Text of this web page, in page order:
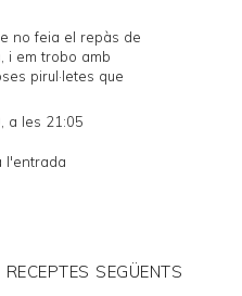
no feia el repàs de
i em trobo amb
pirul·letes que
a les 21:05
l'entrada
RECEPTES SEGÜENTS